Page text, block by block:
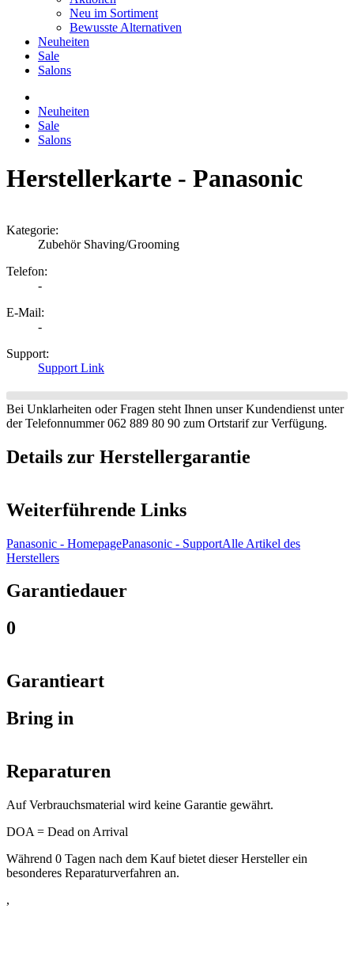
Neu im Sortiment
Bewusste Alternativen
Neuheiten
Sale
Salons
Neuheiten
Sale
Salons
Herstellerkarte - Panasonic
Kategorie:
Zubehör Shaving/Grooming
Telefon:
-
E-Mail:
-
Support:
Support Link
Bei Unklarheiten oder Fragen steht Ihnen unser Kundendienst unter
der Telefonnummer 062 889 80 90 zum Ortstarif zur Verfügung.
Details zur Herstellergarantie
Weiterführende Links
Panasonic - HomepagePanasonic - SupportAlle Artikel des
Herstellers
Garantiedauer
0
Garantieart
Bring in
Reparaturen
Auf Verbrauchsmaterial wird keine Garantie gewährt.
DOA = Dead on Arrival
Während 0 Tagen nach dem Kauf bietet dieser Hersteller ein
besonderes Reparaturverfahren an.
,